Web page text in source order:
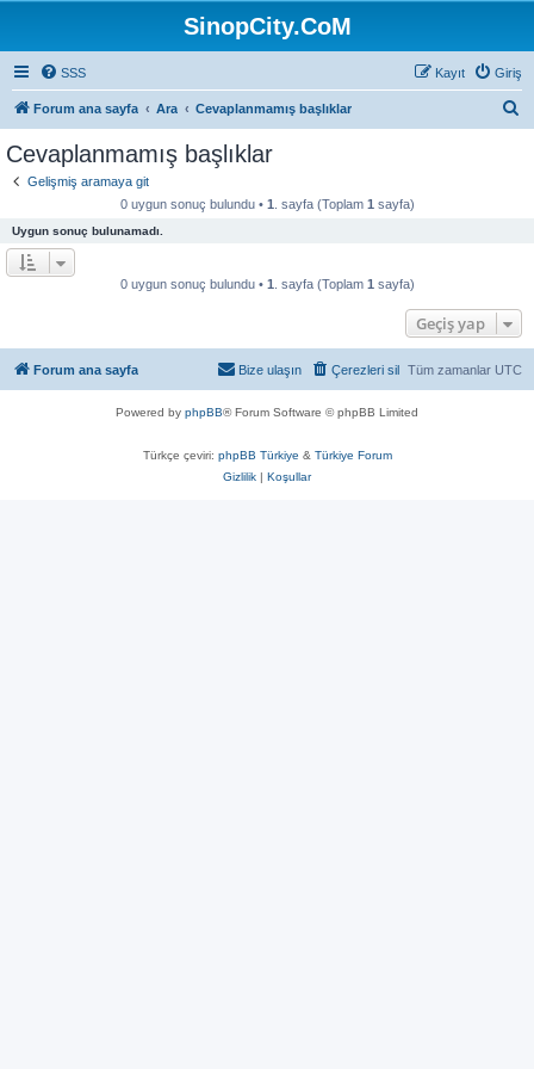
SinopCity.CoM
SSS Giriş
Kayıt
Forum ana sayfa Ara Cevaplanmamış başlıklar
Cevaplanmamış başlıklar
Gelişmiş aramaya git
0 uygun sonuç bulundu • 1 . sayfa (Toplam 1 sayfa)
Uygun sonuç bulunamadı.
0 uygun sonuç bulundu • 1 . sayfa (Toplam 1 sayfa)
Geçiş yap
Forum ana sayfa Tüm zamanlar UTC
Çerezleri sil
Bize ulaşın
Powered by phpBB® Forum Software © phpBB Limited
Türkçe çeviri: phpBB Türkiye & Türkiye Forum
Gizlilik | Koşullar